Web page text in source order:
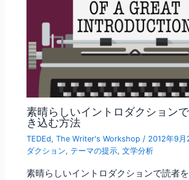
素晴らしいイントロダクション
き込む方法
TEDEd,The Writer's Workshop / 2012年9
ダクション, テーマの提示,文学分析
素晴らしいイントロダクションで読者